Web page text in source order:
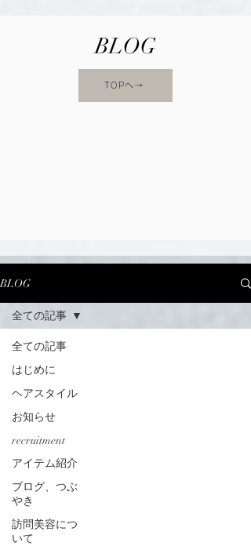
BLOG
TOPへ→
BLOG
全ての記事
はじめに
ヘアスタイル
お知らせ
recruitment
アイテム紹介
ブログ、つぶ
やき
訪問美容につ
いて
全ての記事